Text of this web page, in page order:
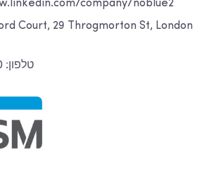
company/noblue2
טלפון: 0330 133 5000